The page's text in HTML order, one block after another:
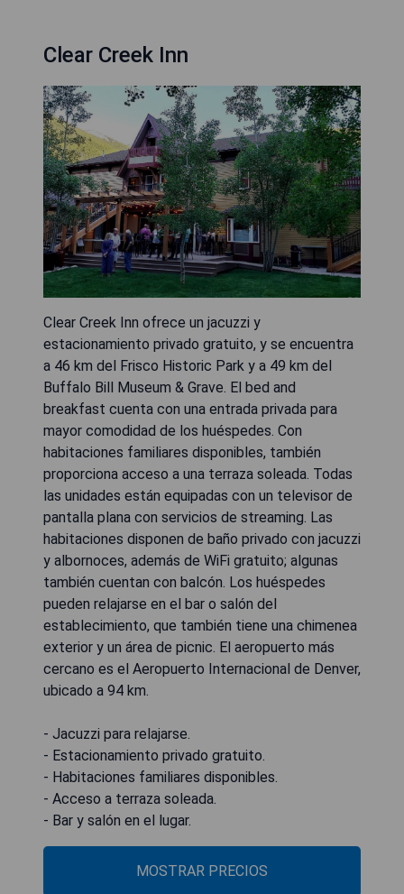
Clear Creek Inn
Clear Creek Inn ofrece un jacuzzi y
estacionamiento privado gratuito, y se encuentra
a 46 km del Frisco Historic Park y a 49 km del
Buffalo Bill Museum & Grave. El bed and
breakfast cuenta con una entrada privada para
mayor comodidad de los huéspedes. Con
habitaciones familiares disponibles, también
proporciona acceso a una terraza soleada. Todas
las unidades están equipadas con un televisor de
pantalla plana con servicios de streaming. Las
habitaciones disponen de baño privado con jacuzzi
y albornoces, además de WiFi gratuito; algunas
también cuentan con balcón. Los huéspedes
pueden relajarse en el bar o salón del
establecimiento, que también tiene una chimenea
exterior y un área de picnic. El aeropuerto más
cercano es el Aeropuerto Internacional de Denver,
ubicado a 94 km.
- Jacuzzi para relajarse.
- Estacionamiento privado gratuito.
- Habitaciones familiares disponibles.
- Acceso a terraza soleada.
- Bar y salón en el lugar.
MOSTRAR PRECIOS